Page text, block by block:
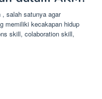
, salah satunya agar
memiliki kecakapan hidup
skill, colaboration skill,